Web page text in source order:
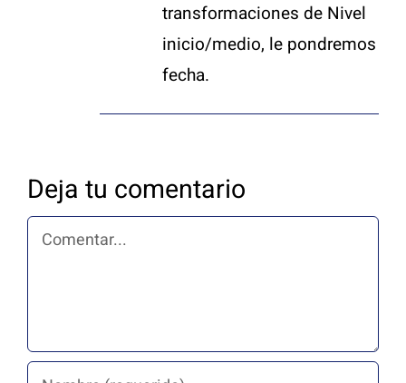
transformaciones de Nivel
inicio/medio, le pondremos
fecha.
Deja tu comentario
Comentar